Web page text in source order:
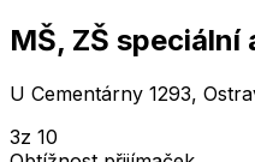
MŠ, ZŠ speciální
U Cementárny 1293,
3z 10